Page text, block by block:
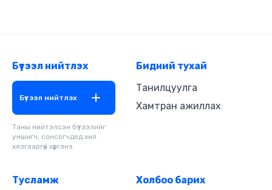
Бүтээл нийтлэх
Бүтээл нийтлэх
Таны нийтэлсэн бүтээлийг
уншигч, сонсогчдод хил
хязгааргүй хүргэнэ
Бидний тухай
Танилцуулга
Хамтран ажиллах
Тусламж
Холбоо барих